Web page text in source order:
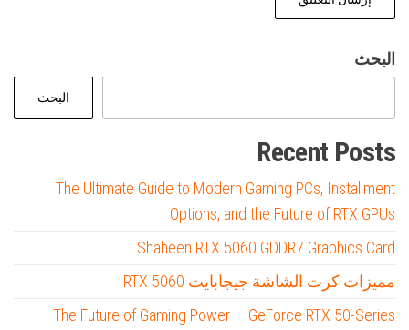
البحث
البحث
Recent Posts
The Ultimate Guide to Modern Gaming PCs, Installment
Options, and the Future of RTX GPUs
Shaheen RTX 5060 GDDR7 Graphics Card
مميزات كرت الشاشة جيجابايت RTX 5060
The Future of Gaming Power — GeForce RTX 50-Series